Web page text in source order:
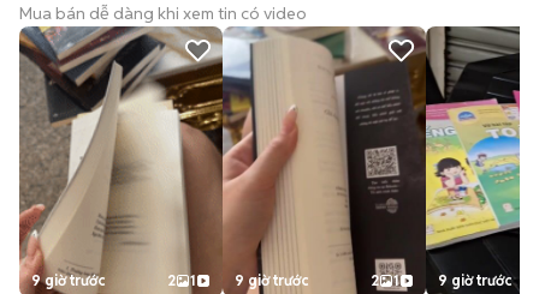
Mua bán dễ dàng khi xem tin có video
9 giờ trước 2 1 9 giờ trước 2 1 9 giờ trước